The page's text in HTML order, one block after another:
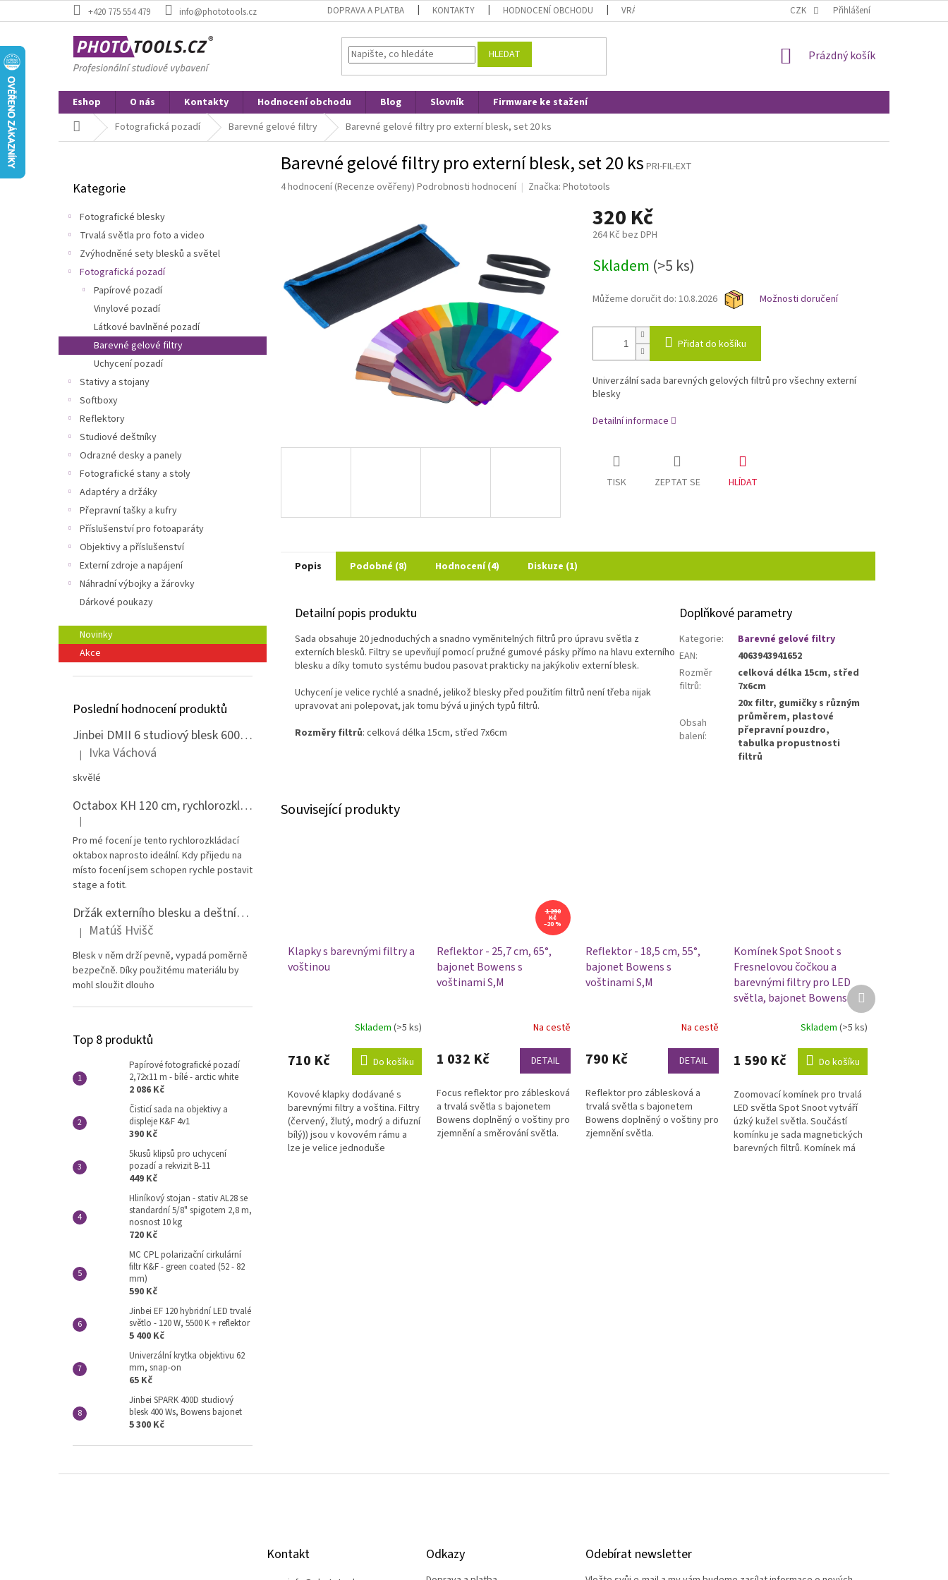
na
+420 775 554 479 info@phototools.cz DOPRAVA A PLATBA KONTAKTY HODNOCENÍ OBCHODU VRÁCENÍ A REKLAMACE OBCHODNÍ PODMÍNKY MOJE OBJEDNÁVKA
CZK Přihlášení
HLEDAT
NÁKUPNÍ
Prázdný košík
Eshop O nás Kontakty Hodnocení obchodu Blog Slovník
Firmware ke stažení
Domů Fotografická pozadí Barevné gelové filtry Barevné gelové filtry pro externí blesk, set 20 ks
e
l
kategorie
Kategorie
Fotografické blesky
Trvalá světla pro foto a video
Zvýhodněné sety blesků a světel
Fotografická pozadí
Papírové pozadí
Vinylové pozadí
Látkové bavlněné pozadí
Barevné gelové filtry
Uchycení pozadí
Stativy a stojany
Softboxy
Reflektory
Studiové deštníky
Odrazné desky a panely
Fotografické stany a stoly
Adaptéry a držáky
Přepravní tašky a kufry
Příslušenství pro fotoaparáty
Objektivy a příslušenství
Externí zdroje a napájení
Náhradní výbojky a žárovky
Dárkové poukazy
Novinky
Akce
Poslední hodnocení produktů
Jinbei DMII 6 studiový blesk 600 Ws, Bowens bajonet
Hodnocení produktu je 5 z 5 hvězdiček.
| Ivka Váchová
skvělé
Octabox KH 120 cm, rychlorozkládací s voštinou, adaptér Bowens
Hodnocení produktu je 5 z 5 hvězdiček.
|
Pro mé focení je tento rychlorozkládací
oktabox naprosto ideální. Kdy přijedu na
místo focení jsem schopen rychle postavit
stage a fotit.
Držák externího blesku a deštníku na stativ - celokovový
Hodnocení produktu je 5 z 5 hvězdiček.
| Matúš Hvišč
Blesk v něm drží pevně, vypadá poměrně
bezpečně. Díky použitému materiálu by
mohl sloužit dlouho
Top 8 produktů
Papírové fotografické pozadí
2,72x11 m - bílé - arctic white
2 086 Kč
Čisticí sada na objektivy a
displeje K&F 4v1
390 Kč
5kusů klipsů pro uchycení
pozadí a rekvizit B-11
449 Kč
Hliníkový stojan - stativ AL28 se
standardní 5/8" spigotem 2,8 m,
nosnost 10 kg
720 Kč
MC CPL polarizační cirkulární
filtr K&F - green coated (52 - 82
mm)
590 Kč
Jinbei EF 120 hybridní LED trvalé
světlo - 120 W, 5500 K + reflektor
5 400 Kč
Univerzální krytka objektivu 62
mm, snap-on
65 Kč
Jinbei SPARK 400D studiový
blesk 400 Ws, Bowens bajonet
5 300 Kč
Barevné gelové filtry pro externí blesk, set 20 ks PRI-FIL-EXT
Průměrné
hvězdiček.
4 hodnocení(Recenze ověřeny) Podrobnosti hodnocení Značka: Phototools
320 Kč
264 Kč bez DPH
cena:
Skladem (>5 ks)
Můžeme doručit do: 10.8.2026 Možnosti doručení
Přidat do košíku
Univerzální sada barevných gelových filtrů pro všechny externí
blesky
Detailní informace
TISK ZEPTAT SE HLÍDAT
Související produkty
Klapky s barevnými filtry a
voštinou
produktu
je
z
5
hvězdiček.
Skladem (>5 ks)
710 Kč Do košíku
Kovové klapky dodávané s
barevnými filtry a voština. Filtry
(červený, žlutý, modrý a difuzní
bílý)) jsou v kovovém rámu a
lze je velice jednoduše
1 290
Kč
–20 %
Reflektor - 25,7 cm, 65°,
bajonet Bowens s
voštinami S,M
Na cestě
1 032 Kč DETAIL
Focus reflektor pro záblesková
a trvalá světla s bajonetem
Bowens doplněný o voštiny pro
zjemnění a směrování světla.
Reflektor - 18,5 cm, 55°,
bajonet Bowens s
voštinami S,M
produktu
z
5
hvězdiček.
Na cestě
790 Kč DETAIL
Reflektor pro záblesková a
trvalá světla s bajonetem
Bowens doplněný o voštiny pro
zjemnění světla.
Komínek Spot Snoot s
Fresnelovou čočkou a
barevnými filtry pro LED
světla, bajonet Bowens
produktu
je
z
5
hvězdiček.
Skladem(>5 ks)
1 590 Kč Do košíku
Zoomovací komínek pro trvalá
LED světla Spot Snoot vytváří
úzký kužel světla. Součástí
komínku je sada magnetických
barevných filtrů. Komínek má
Další
produkt
Popis Podobné (8) Hodnocení (4) Diskuze (1)
Detailní popis produktu
Sada obsahuje 20 jednoduchých a snadno vyměnitelných filtrů pro úpravu světla z
externích blesků. Filtry se upevňují pomocí pružné gumové pásky přímo na hlavu externího
blesku a díky tomuto systému budou pasovat prakticky na jakýkoliv externí blesk.
Uchycení je velice rychlé a snadné, jelikož blesky před použitím filtrů není třeba nijak
upravovat ani polepovat, jak tomu bývá u jiných typů filtrů.
Rozměry filtrů: celková délka 15cm, střed 7x6cm
Doplňkové parametry
Kategorie:
Barevné gelové filtry
EAN:
4063943941652
Rozměr
filtrů:
celková délka 15cm, střed
7x6cm
Obsah
balení:
20x filtr, gumičky s různým
průměrem, plastové
přepravní pouzdro,
tabulka propustnosti
filtrů
Kontakt Odkazy Odebírat newsletter